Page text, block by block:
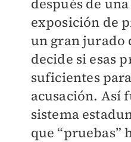
después de
exposición de
un gran jurado
decide si esas
suficientes
acusación. Así
sistema
que “pruebas”